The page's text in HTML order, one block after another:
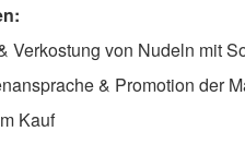
Verkostung von Nudeln mit
& Promotion der
Kauf